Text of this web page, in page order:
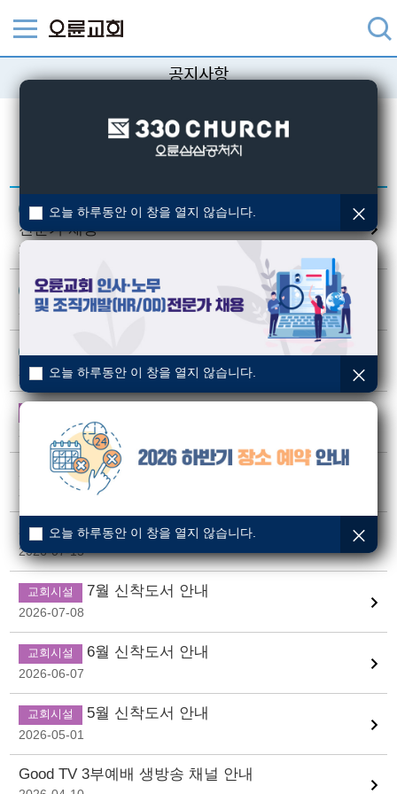
공지사항
교회의 다양한 소식을 알려드립니다.
공지
오륜교회 인사·노무 및 조직개발(HR/OD)
전문가 채용
2026-07-15
공지 기부금 영수증 발급 유의사항 안내
2026-01-30
2025-03-19
2026-08-01
2026년 하반기 장소 예약 신청 안내
2026-07-24
330 CHURCH 개척선교사 모집
2026-07-15
교회시설 7월 신착도서 안내
2026-07-08
교회시설 6월 신착도서 안내
2026-06-07
교회시설 5월 신착도서 안내
2026-05-01
Good TV 3부예배 생방송 채널 안내
오늘 하루동안 이 창을 열지 않습니다.
오늘 하루동안 이 창을 열지 않습니다.
오늘 하루동안 이 창을 열지 않습니다.